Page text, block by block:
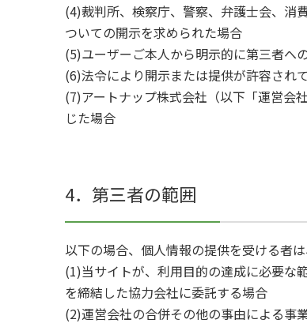
(4)裁判所、検察庁、警察、弁護士会、消
ついての開示を求められた場合
(5)ユーザーご本人から明示的に第三者へ
(6)法令により開示または提供が許容され
(7)アートナップ株式会社（以下「運営会
じた場合
4．第三者の範囲
以下の場合、個人情報の提供を受ける者
(1)当サイトが、利用目的の達成に必要な
を締結した協力会社に委託する場合
(2)運営会社の合併その他の事由による事